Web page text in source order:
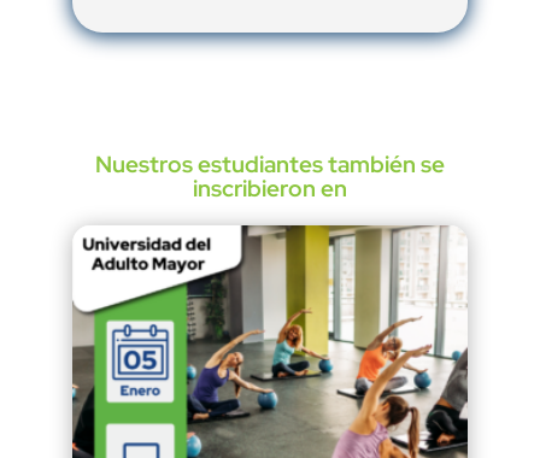
Nuestros estudiantes también se
inscribieron en